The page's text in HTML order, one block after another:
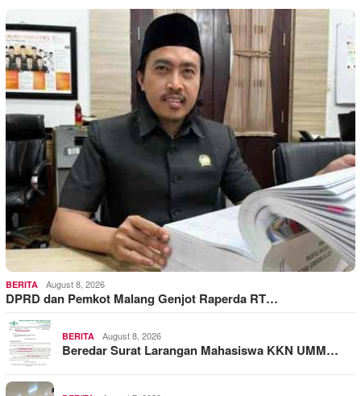
BERITA August 8, 2026
DPRD dan Pemkot Malang Genjot Raperda RT…
BERITA August 8, 2026
Beredar Surat Larangan Mahasiswa KKN UMM…